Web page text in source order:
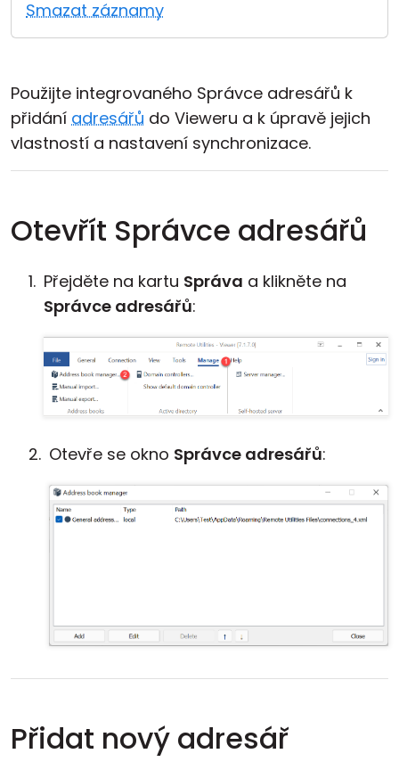
Smazat záznamy
Použijte integrovaného Správce adresářů k
přidání adresářů do Vieweru a k úpravě jejich
vlastností a nastavení synchronizace.
Otevřít Správce adresářů
Přejděte na kartu Správa a klikněte na
Správce adresářů:
Otevře se okno Správce adresářů:
Přidat nový adresář
Cloud a on-premise